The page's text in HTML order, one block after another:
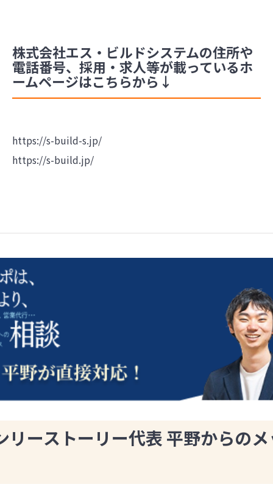
株式会社エス・ビルドシステムの住所や
電話番号、採用・求人等が載っているホ
ームページはこちらから↓
https://s-build-s.jp/
https://s-build.jp/
リーストーリー代表 平野からの